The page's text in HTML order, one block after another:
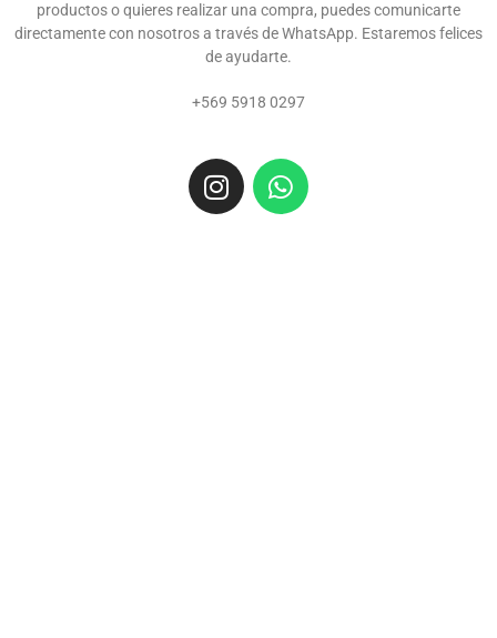
productos o quieres realizar una compra, puedes comunicarte
directamente con nosotros a través de WhatsApp. Estaremos felices
de ayudarte.
+569 5918 0297